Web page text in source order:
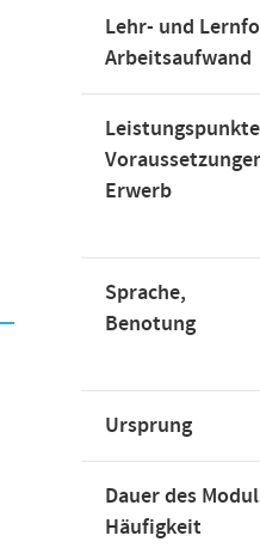
Lehr- und
Arbeitsaufwand
Erwerb
Sprache,
Benotung
Ursprung
Dauer des
Häufigkeit